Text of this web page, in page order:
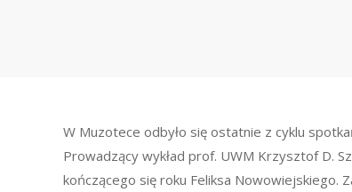
W Muzotece odbyło się ostatnie z cyklu
Prowadzący wykład prof. UWM Krzysztof D.
kończącego się roku Feliksa Nowowiejskiego.